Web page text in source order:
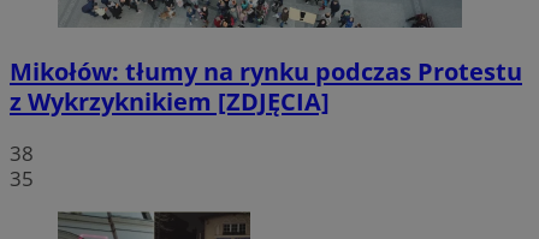
Mikołów: tłumy na rynku podczas Protestu
z Wykrzyknikiem [ZDJĘCIA]
38
35